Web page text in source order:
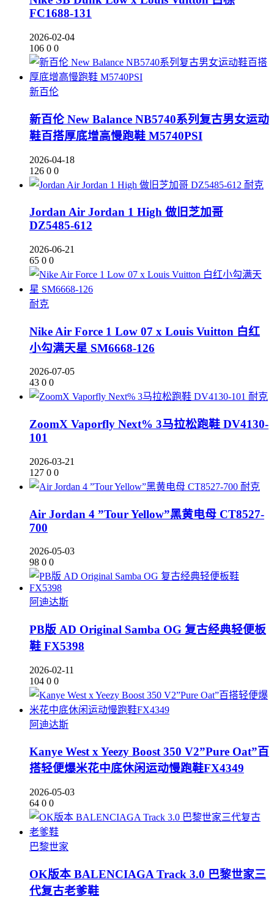
FC1688-131
2026-02-04
106 0 0
新百伦
新百伦 New Balance NB5740系列复古男女运动
鞋百搭厚底增高慢跑鞋 M5740PSI
2026-04-18
126 0 0
耐克
Jordan Air Jordan 1 High 做旧芝加哥
DZ5485-612
2026-06-21
65 0 0
耐克
Nike Air Force 1 Low 07 x Louis Vuitton 白红
小勾满天星 SM6668-126
2026-07-05
43 0 0
耐克
ZoomX Vaporfly Next% 3马拉松跑鞋 DV4130-
101
2026-03-21
127 0 0
耐克
Air Jordan 4 ”Tour Yellow”黑黄电母 CT8527-
700
2026-05-03
98 0 0
阿迪达斯
PB版 AD Original Samba OG 复古经典轻便板
鞋 FX5398
2026-02-11
104 0 0
阿迪达斯
Kanye West x Yeezy Boost 350 V2”Pure Oat”百
搭轻便爆米花中底休闲运动慢跑鞋FX4349
2026-05-03
64 0 0
巴黎世家
OK版本 BALENCIAGA Track 3.0 巴黎世家三
代复古老爹鞋